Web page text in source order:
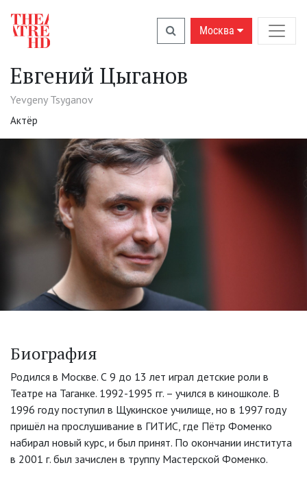
Москва
Евгений Цыганов
Yevgeny Tsyganov
Актёр
Биография
Родился в Москве. С 9 до 13 лет играл детские роли в
Театре на Таганке. 1992-1995 гг. – учился в киношколе. В
1996 году поступил в Щукинское училище, но в 1997 году
пришёл на прослушивание в ГИТИС, где Пётр Фоменко
набирал новый курс, и был принят. По окончании института
в 2001 г. был зачислен в труппу Мастерской Фоменко.